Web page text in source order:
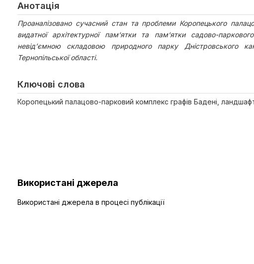
Анотація
Проаналізовано сучасний стан та проблеми Коропецького
видатної архітектурної пам‘ятки та пам‘ятки садово-
невід’ємною складовою природного парку Дністровського
Тернопільської області.
Ключові слова
Коропецький палацово-парковий комплекс графів Бадені,
Використані джерела
Використані джерела в процесі публікації